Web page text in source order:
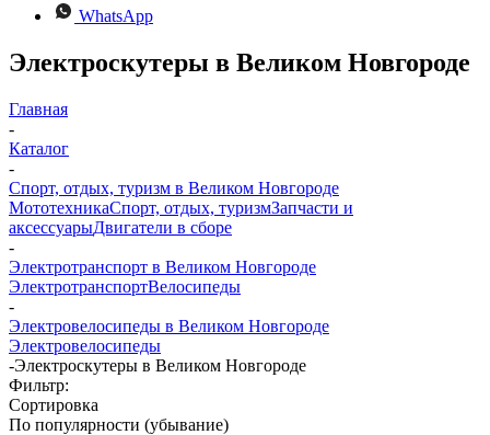
WhatsApp
Электроскутеры в Великом Новгороде
Главная
-
Каталог
-
Спорт, отдых, туризм в Великом Новгороде
МототехникаСпорт, отдых, туризмЗапчасти и
аксессуарыДвигатели в сборе
-
Электротранспорт в Великом Новгороде
ЭлектротранспортВелосипеды
-
Электровелосипеды в Великом Новгороде
Электровелосипеды
-Электроскутеры в Великом Новгороде
Фильтр:
Сортировка
По популярности (убывание)